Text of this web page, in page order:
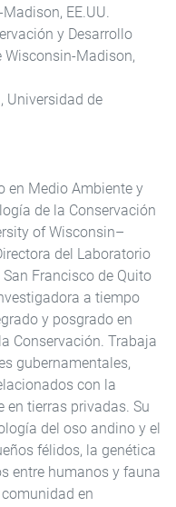
EE.UU.
y Desarrollo
Wisconsin-Madison,
Universidad de
en Medio Ambiente y
de la Conservación
of Wisconsin–
del Laboratorio
Francisco de Quito
a tiempo
y posgrado en
Conservación. Trabaja
gubernamentales,
con la
en tierras privadas. Su
del oso andino y el
félidos, la genética
entre humanos y fauna
en